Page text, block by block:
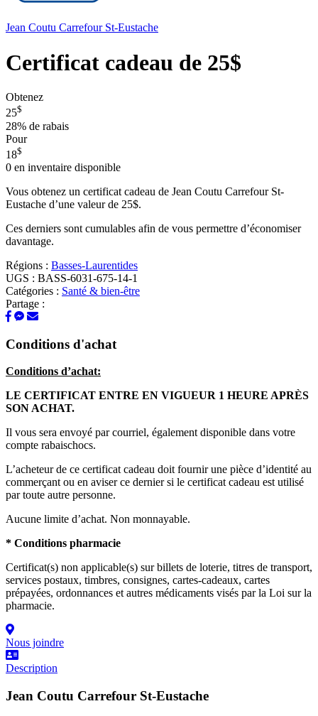
Jean Coutu Carrefour St-Eustache
Certificat cadeau de 25$
Obtenez
25$
28% de rabais
Pour
18$
0 en inventaire disponible
Vous obtenez un certificat cadeau de Jean Coutu Carrefour St-
Eustache d’une valeur de 25$.
Ces derniers sont cumulables afin de vous permettre d’économiser
davantage.
Régions : Basses-Laurentides
UGS : BASS-6031-675-14-1
Catégories : Santé & bien-être
Partage :
Conditions d'achat
Conditions d’achat:
LE CERTIFICAT ENTRE EN VIGUEUR 1 HEURE APRÈS
SON ACHAT.
Il vous sera envoyé par courriel, également disponible dans votre
compte rabaischocs.
L’acheteur de ce certificat cadeau doit fournir une pièce d’identité au
commerçant ou en aviser ce dernier si le certificat cadeau est utilisé
par toute autre personne.
Aucune limite d’achat. Non monnayable.
* Conditions pharmacie
Certificat(s) non applicable(s) sur billets de loterie, titres de transport,
services postaux, timbres, consignes, cartes-cadeaux, cartes
prépayées, ordonnances et autres médicaments visés par la Loi sur la
pharmacie.
Nous joindre
Description
Jean Coutu Carrefour St-Eustache